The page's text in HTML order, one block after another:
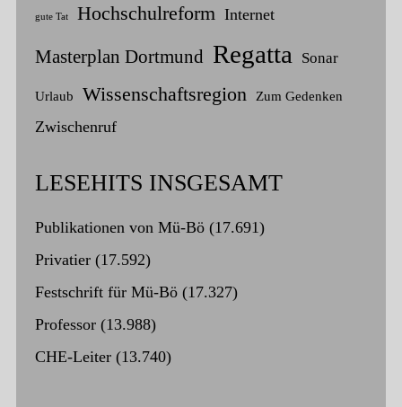
gute Tat Hochschulreform Internet
Masterplan Dortmund Regatta Sonar
Urlaub Wissenschaftsregion Zum Gedenken
Zwischenruf
LESEHITS INSGESAMT
Publikationen von Mü-Bö (17.691)
Privatier (17.592)
Festschrift für Mü-Bö (17.327)
Professor (13.988)
CHE-Leiter (13.740)